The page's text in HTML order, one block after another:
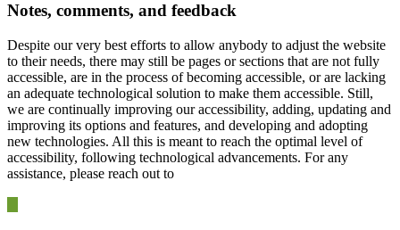
Notes, comments, and feedback
Despite our very best efforts to allow anybody to adjust the website
to their needs, there may still be pages or sections that are not fully
accessible, are in the process of becoming accessible, or are lacking
an adequate technological solution to make them accessible. Still,
we are continually improving our accessibility, adding, updating and
improving its options and features, and developing and adopting
new technologies. All this is meant to reach the optimal level of
accessibility, following technological advancements. For any
assistance, please reach out to